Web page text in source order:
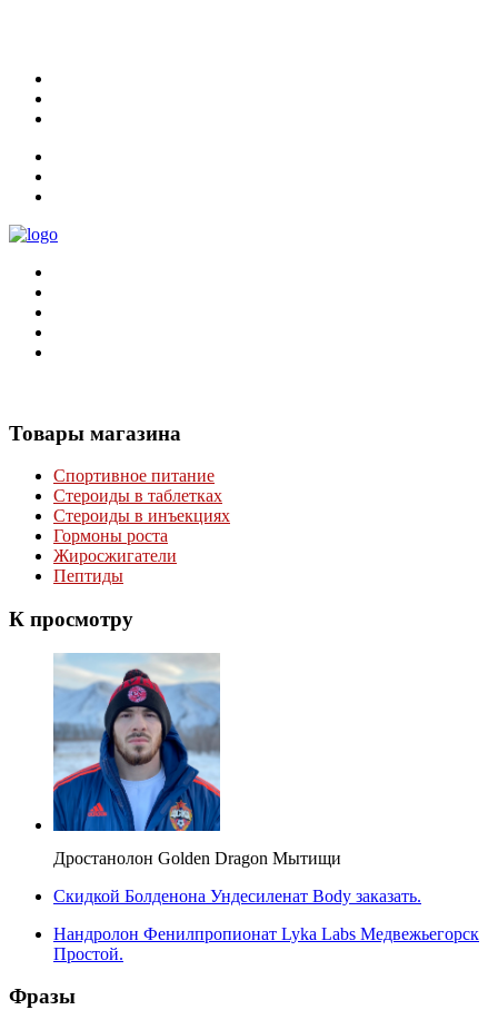
Товары магазина
Спортивное питание
Стероиды в таблетках
Стероиды в инъекциях
Гормоны роста
Жиросжигатели
Пептиды
К просмотру
Дростанолон Golden Dragon Мытищи
Скидкой Болденона Ундесиленат Body заказать.
Нандролон Фенилпропионат Lyka Labs Медвежьегорск
Простой.
Фразы